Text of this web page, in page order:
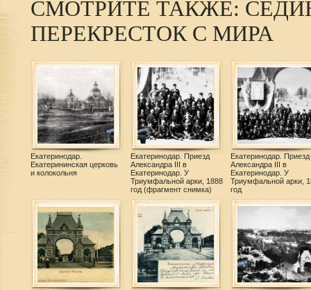
СМОТРИТЕ ТАКЖЕ:
ПЕРЕКРЕСТОК С МИРА
Екатеринодар.
Екатерининская церковь
и колокольня
Екатеринодар. Приезд
Александра III в
Екатеринодар. У
Триумфальной арки, 1888
год (фрагмент снимка)
Екатеринодар. Приезд
Александра III в
Екатеринодар. У
Триумфальной арки,
год